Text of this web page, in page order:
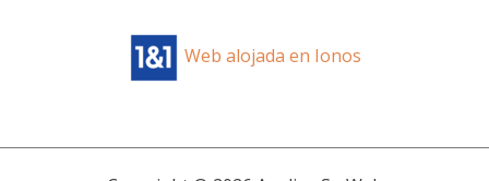
Web alojada en Ionos